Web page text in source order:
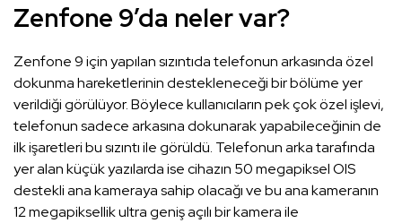
Zenfone 9’da neler var?
Zenfone 9 için yapılan sızıntıda telefonun arkasında özel
dokunma hareketlerinin destekleneceği bir bölüme yer
verildiği görülüyor. Böylece kullanıcıların pek çok özel işlevi,
telefonun sadece arkasına dokunarak yapabileceğinin de
ilk işaretleri bu sızıntı ile görüldü. Telefonun arka tarafında
yer alan küçük yazılarda ise cihazın 50 megapiksel OIS
destekli ana kameraya sahip olacağı ve bu ana kameranın
12 megapiksellik ultra geniş açılı bir kamera ile